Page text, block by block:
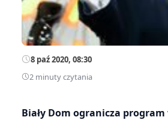
8 paź 2020, 08:30
2 minuty czytania
Biały Dom ogranicza